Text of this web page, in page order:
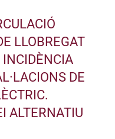
LLOBREGAT
INCIDÈNCIA
DE
ALTERNATIU